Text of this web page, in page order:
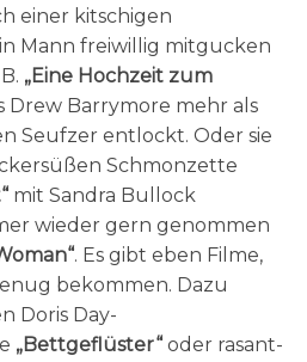
einer kitschigen
Mann freiwillig mitgucken
„Eine Hochzeit zum
Drew Barrymore mehr als
Seufzer entlockt. Oder sie
Schmonzette
mit Sandra Bullock
wieder gern genommen
. Es gibt eben Filme,
bekommen. Dazu
Doris Day-
„Bettgeflüster“ oder rasant-